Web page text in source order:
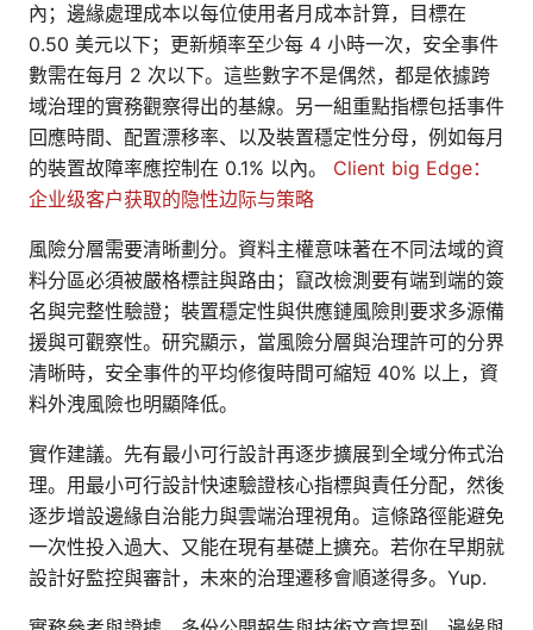
內；邊緣處理成本以每位使用者月成本計算，目標在
0.50 美元以下；更新頻率至少每 4 小時一次，安全事件
數需在每月 2 次以下。這些數字不是偶然，都是依據跨
域治理的實務觀察得出的基線。另一組重點指標包括事件
回應時間、配置漂移率、以及裝置穩定性分母，例如每月
的裝置故障率應控制在 0.1% 以內。 Client big Edge：
企业级客户获取的隐性边际与策略
風險分層需要清晰劃分。資料主權意味著在不同法域的資
料分區必須被嚴格標註與路由；竄改檢測要有端到端的簽
名與完整性驗證；裝置穩定性與供應鏈風險則要求多源備
援與可觀察性。研究顯示，當風險分層與治理許可的分界
清晰時，安全事件的平均修復時間可縮短 40% 以上，資
料外洩風險也明顯降低。
實作建議。先有最小可行設計再逐步擴展到全域分佈式治
理。用最小可行設計快速驗證核心指標與責任分配，然後
逐步增設邊緣自治能力與雲端治理視角。這條路徑能避免
一次性投入過大、又能在現有基礎上擴充。若你在早期就
設計好監控與審計，未來的治理遷移會順遂得多。Yup.